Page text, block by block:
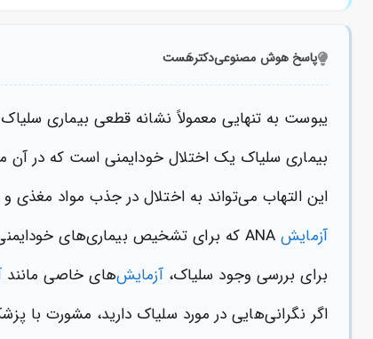
پاسخ هوش مصنوعیدکترهَست
یبوست به تنهایی معمولاً نشانه قطعی بیماری
بیماری سلیاک یک اختلال خودایمنی است که در
این التهاب می‌تواند به اختلال در جذب مواد
آزمایشANA که برای تشخیص بیماری‌های خودایمنی به کار می‌رود، معمولاً در تشخیص سلیاک مورد استفاده نیست.
برای بررسی وجود سلیاک،آزمایش‌های خاصی مانند
اگر نگرانی‌هایی در مورد سلیاک دارید، مشورت با